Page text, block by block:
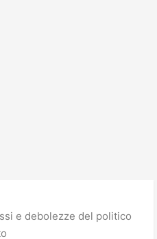
e debolezze del politico